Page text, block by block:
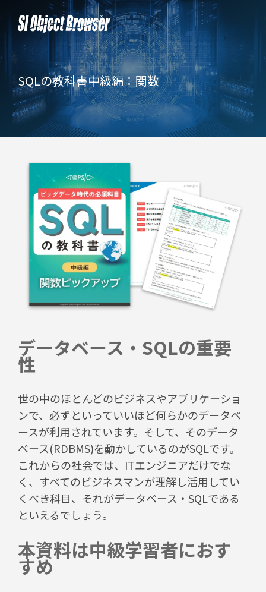
SQLの教科書中級編：関数
データベース・SQLの重要
性
世の中のほとんどのビジネスやアプリケーショ
ンで、必ずといっていいほど何らかのデータベ
ースが利用されています。そして、そのデータ
ベース(RDBMS)を動かしているのがSQLです。
これからの社会では、ITエンジニアだけでな
く、すべてのビジネスマンが理解し活用してい
くべき科目、それがデータベース・SQLである
といえるでしょう。
本資料は中級学習者におす
すめ